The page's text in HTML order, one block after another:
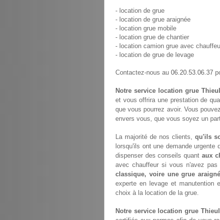
- location de grue
- location de grue araignée
- location grue mobile
- location grue de chantier
- location camion grue avec
- location de grue de levage
Contactez-nous au 06.20.53.06.37
Notre service location grue
et vous offrira une prestation de
que vous pourrez avoir. Vous
envers vous, que vous soyez un
La majorité de nos clients, qu'ils
lorsqu'ils ont une demande
dispenser des conseils quant aux
avec chauffeur si vous n'avez
classique, voire une grue
experte en levage et manutention
choix à la location de la grue.
Notre service location grue